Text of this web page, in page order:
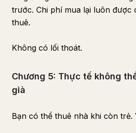
trước. Chi phí mua lại luôn được
thuê.
Không có lối thoát.
Chương 5: Thực tế không
già
Bạn có thể thuê nhà khi còn trẻ.